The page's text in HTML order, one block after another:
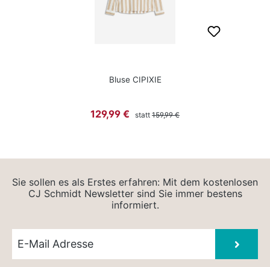
Bluse CIPIXIE
Verkaufspreis:
129,99 € statt Regulärer Preis:
159,99 €
Sie sollen es als Erstes erfahren: Mit dem kostenlosen
CJ Schmidt Newsletter sind Sie immer bestens
informiert.